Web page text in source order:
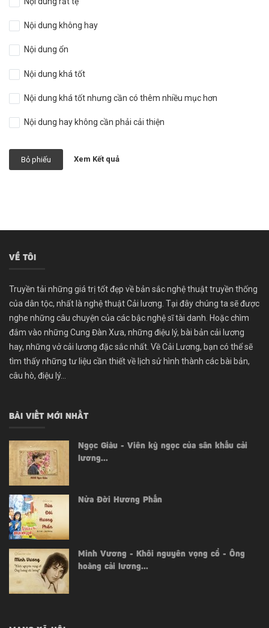
Nội dung không hay
Nội dung ổn
Nội dung khá tốt
Nội dung khá tốt nhưng cần có thêm nhiều mục hơn
Nội dung hay không cần phải cải thiện
Bỏ phiếu Xem Kết quả
VỀ TÔI
Truyền tải những giá trị tốt đẹp về bản sắc nghệ thuật truyền thống
của dân tộc, nhất là nghệ thuật Cải lương. Tại đây chúng ta sẽ được
nghe những câu chuyện của các bậc nghệ sĩ tài danh. Hoặc chìm
đắm vào những Cung Đàn Xưa, những điệu lý, bài bản cải lương
hay, những vở cải lương đặc sắc nhất. Về Cải Lương, bạn có thể sẽ
tìm thấy những tư liệu cần thiết về lịch sử hình thành các bài bản,
câu hò, điệu lý...
BÀI VIẾT MỚI NHẤT
Ngọc Giàu - Viên kỳ ngọc của sân khấu cải
lương...
Nửa Đời Hương Phấn
Minh Vương - Khôi nguyên vọng cổ - Ông
hoàng cải lương...